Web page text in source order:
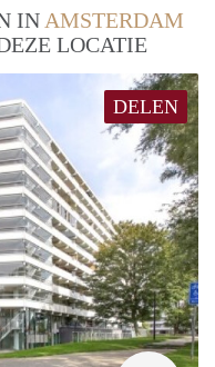
IN AMSTERDAM
LOCATIE
DELEN